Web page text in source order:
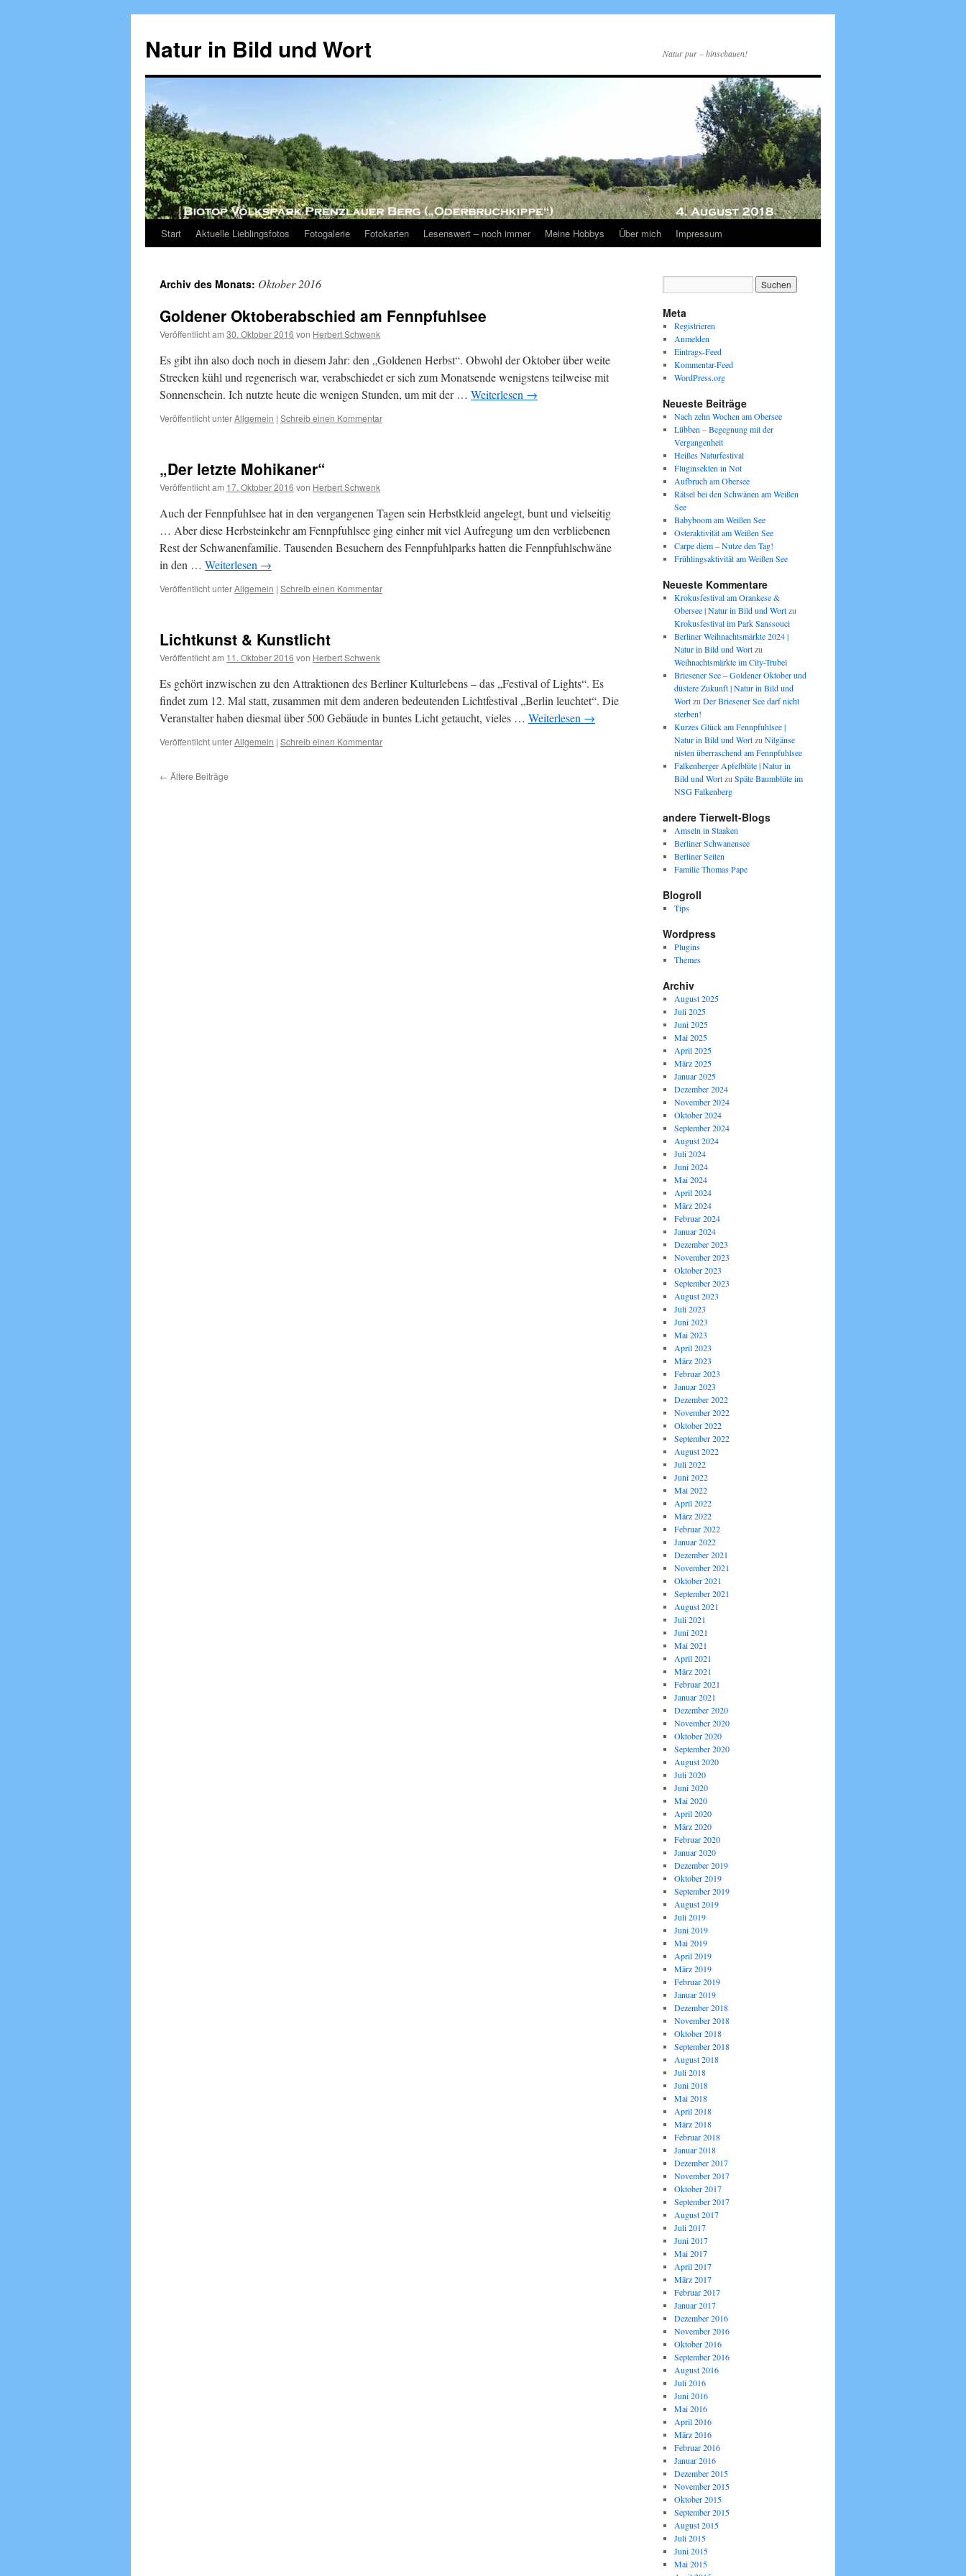
springen
Natur in Bild und Wort Natur pur – hinschauen!
Start Aktuelle Lieblingsfotos Fotogalerie Fotokarten Lesenswert – noch immer Meine Hobbys Über mich Impressum
Archiv des Monats: Oktober 2016
Goldener Oktoberabschied am Fennpfuhlsee
Veröffentlicht am 30. Oktober 2016 von Herbert Schwenk
Es gibt ihn also doch noch in diesem Jahr: den „Goldenen Herbst“. Obwohl der Oktober über weite
Strecken kühl und regenerisch war, verabschiedet er sich zum Monatsende wenigstens teilweise mit
Sonnenschein. Ich nutzte heute die wenigen Stunden, um mit der … Weiterlesen →
Veröffentlicht unterAllgemein | Schreib einen Kommentar
„Der letzte Mohikaner“
Veröffentlicht am 17. Oktober 2016 von Herbert Schwenk
Auch der Fennpfuhlsee hat in den vergangenen Tagen sein Herbstkleid angelegt, bunt und vielseitig
… Aber diese Herbsteinkehr am Fennpfuhlsee ging einher mit viel Aufregung um den verbliebenen
Rest der Schwanenfamilie. Tausenden Besuchern des Fennpfuhlparks hatten die Fennpfuhlschwäne
in den … Weiterlesen →
Veröffentlicht unterAllgemein | Schreib einen Kommentar
Lichtkunst & Kunstlicht
Veröffentlicht am 11. Oktober 2016 von Herbert Schwenk
Es gehört inzwischen zu den Attraktionen des Berliner Kulturlebens – das „Festival of Lights“. Es
findet zum 12. Mal statt, zusammen mit dem anderen bedeutenden Lichtfestival „Berlin leuchtet“. Die
Veranstalter haben diesmal über 500 Gebäude in buntes Licht getaucht, vieles … Weiterlesen →
Veröffentlicht unterAllgemein | Schreib einen Kommentar
← Ältere Beiträge
Meta
Registrieren
Anmelden
Eintrags-Feed
Kommentar-Feed
WordPress.org
Neueste Beiträge
Nach zehn Wochen am Obersee
Lübben – Begegnung mit der
Vergangenheit
Heißes Naturfestival
Fluginsekten in Not
Aufbruch am Obersee
Rätsel bei den Schwänen am Weißen
See
Babyboom am Weißen See
Osteraktivität am Weißen See
Carpe diem – Nutze den Tag!
Frühlingsaktivität am Weißen See
Neueste Kommentare
Krokusfestival am Orankese &
Obersee | Natur in Bild und Wortzu
Krokusfestival im Park Sanssouci
Berliner Weihnachtsmärkte 2024 |
Natur in Bild und Wortzu
Weihnachtsmärkte im City-Trubel
Briesener See – Goldener Oktober und
düstere Zukunft | Natur in Bild und
Wortzu Der Briesener See darf nicht
sterben!
Kurzes Glück am Fennpfuhlsee |
Natur in Bild und Wortzu Nilgänse
nisten überraschend am Fennpfuhlsee
Falkenberger Apfelblüte | Natur in
Bild und Wortzu Späte Baumblüte im
NSG Falkenberg
andere Tierwelt-Blogs
Amseln in Staaken
Berliner Schwanensee
Berliner Seiten
Familie Thomas Pape
Blogroll
Tips
Wordpress
Plugins
Themes
Archiv
August 2025
Juli 2025
Juni 2025
Mai 2025
April 2025
März 2025
Januar 2025
Dezember 2024
November 2024
Oktober 2024
September 2024
August 2024
Juli 2024
Juni 2024
Mai 2024
April 2024
März 2024
Februar 2024
Januar 2024
Dezember 2023
November 2023
Oktober 2023
September 2023
August 2023
Juli 2023
Juni 2023
Mai 2023
April 2023
März 2023
Februar 2023
Januar 2023
Dezember 2022
November 2022
Oktober 2022
September 2022
August 2022
Juli 2022
Juni 2022
Mai 2022
April 2022
März 2022
Februar 2022
Januar 2022
Dezember 2021
November 2021
Oktober 2021
September 2021
August 2021
Juli 2021
Juni 2021
Mai 2021
April 2021
März 2021
Februar 2021
Januar 2021
Dezember 2020
November 2020
Oktober 2020
September 2020
August 2020
Juli 2020
Juni 2020
Mai 2020
April 2020
März 2020
Februar 2020
Januar 2020
Dezember 2019
Oktober 2019
September 2019
August 2019
Juli 2019
Juni 2019
Mai 2019
April 2019
März 2019
Februar 2019
Januar 2019
Dezember 2018
November 2018
Oktober 2018
September 2018
August 2018
Juli 2018
Juni 2018
Mai 2018
April 2018
März 2018
Februar 2018
Januar 2018
Dezember 2017
November 2017
Oktober 2017
September 2017
August 2017
Juli 2017
Juni 2017
Mai 2017
April 2017
März 2017
Februar 2017
Januar 2017
Dezember 2016
November 2016
Oktober 2016
September 2016
August 2016
Juli 2016
Juni 2016
Mai 2016
April 2016
März 2016
Februar 2016
Januar 2016
Dezember 2015
November 2015
Oktober 2015
September 2015
August 2015
Juli 2015
Juni 2015
Mai 2015